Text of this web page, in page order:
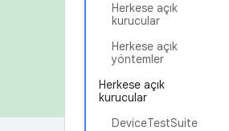
Herkese açık
kurucular
Herkese açık
yöntemler
Herkese açık
kurucular
DeviceTestSuite